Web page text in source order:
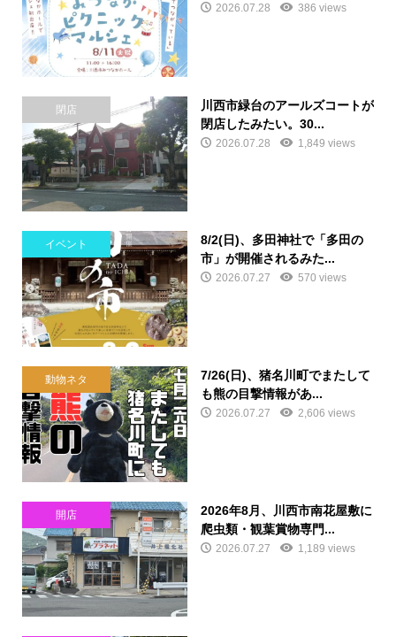
2026.07.28 386 views
閉店
川西市緑台のアールズコートが
閉店したみたい。30...
2026.07.28 1,849 views
イベント
8/2(日)、多田神社で「多田の
市」が開催されるみた...
2026.07.27 570 views
動物ネタ
7/26(日)、猪名川町でまたして
も熊の目撃情報があ...
2026.07.27 2,606 views
開店
2026年8月、川西市南花屋敷に
爬虫類・観葉賞物専門...
2026.07.27 1,189 views